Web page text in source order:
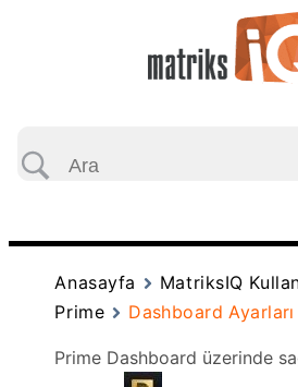
Anasayfa
MatriksIQ
Prime
Dashboard Ayarları
Prime Dashboard üzerinde